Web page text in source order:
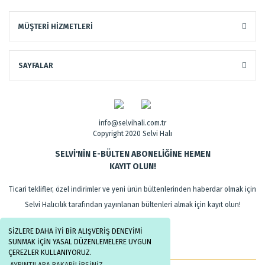
SİZLERE DAHA İYİ BİR ALIŞVERİŞ DENEYİMİ
SUNMAK İÇİN YASAL DÜZENLEMELERE UYGUN
ÇEREZLER KULLANIYORUZ.
MÜŞTERİ HİZMETLERİ
SAYFALAR
info@selvihali.com.tr
Copyright 2020 Selvi Halı
SELVİ'NİN E-BÜLTEN ABONELİĞİNE HEMEN
KAYIT OLUN!
Ticari teklifler, özel indirimler ve yeni ürün bültenlerinden haberdar olmak için
Selvi Halıcılık tarafından yayınlanan bültenleri almak için kayıt olun!